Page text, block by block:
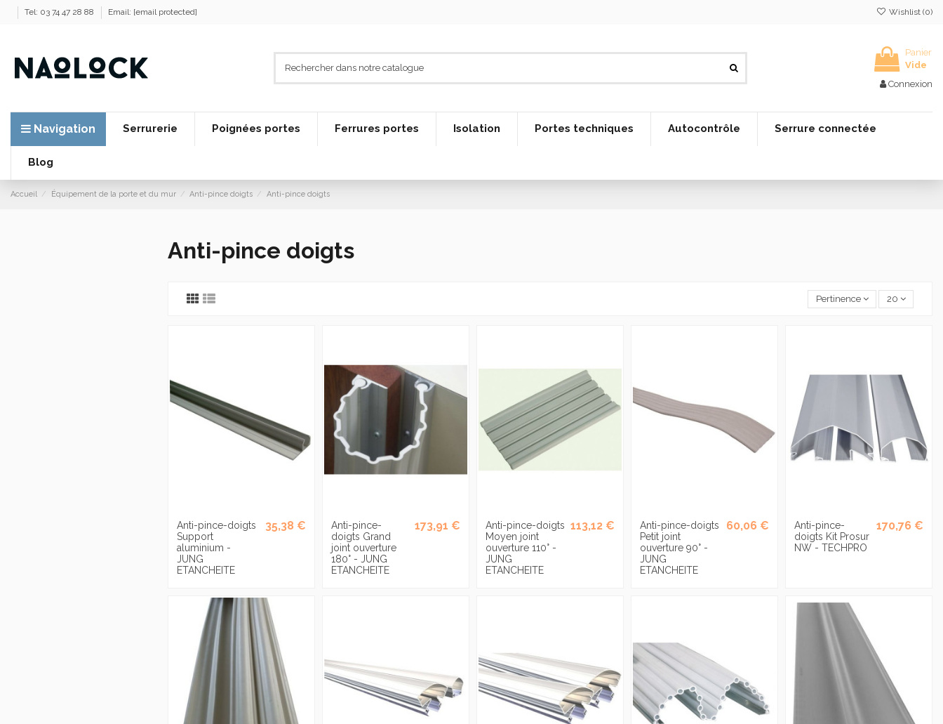
Tel: 03 74 47 28 88 Email: [email protected] Wishlist (0)
Panier
Vide
Connexion
Navigation Serrurerie Poignées portes Ferrures portes Isolation Portes techniques Autocontrôle Serrure connectée
Blog
Accueil Équipement de la porte et du mur Anti-pince doigts Anti-pince doigts
Anti-pince doigts
Pertinence 20
Anti-pince-doigts
Support
aluminium -
JUNG
ETANCHEITE
35,38 €
Anti-pince-
doigts Grand
joint ouverture
180° - JUNG
ETANCHEITE
173,91 €
Anti-pince-doigts
Moyen joint
ouverture 110° -
JUNG
ETANCHEITE
113,12 €
Anti-pince-doigts
Petit joint
ouverture 90° -
JUNG
ETANCHEITE
60,06 €
Anti-pince-
doigts Kit Prosur
NW - TECHPRO
170,76 €